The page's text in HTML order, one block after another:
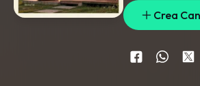
catchy
making
and sing along.
dangdut
combined with
bass
soft
Crea